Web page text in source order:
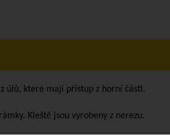
úlů, které mají přístup z horní části.
Kleště jsou vyrobeny z nerezu.